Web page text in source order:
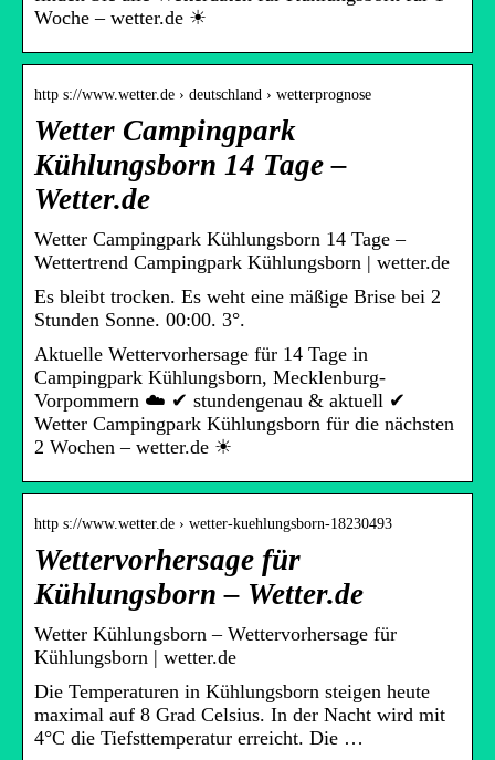
Woche – wetter.de ☀
http s://www.wetter.de › deutschland › wetterprognose
Wetter Campingpark
Kühlungsborn 14 Tage –
Wetter.de
Wetter Campingpark Kühlungsborn 14 Tage –
Wettertrend Campingpark Kühlungsborn | wetter.de
Es bleibt trocken. Es weht eine mäßige Brise bei 2
Stunden Sonne. 00:00. 3°.
Aktuelle Wettervorhersage für 14 Tage in
Campingpark Kühlungsborn, Mecklenburg-
Vorpommern ☁️ ✔ stundengenau & aktuell ✔
Wetter Campingpark Kühlungsborn für die nächsten
2 Wochen – wetter.de ☀
http s://www.wetter.de › wetter-kuehlungsborn-18230493
Wettervorhersage für
Kühlungsborn – Wetter.de
Wetter Kühlungsborn – Wettervorhersage für
Kühlungsborn | wetter.de
Die Temperaturen in Kühlungsborn steigen heute
maximal auf 8 Grad Celsius. In der Nacht wird mit
4°C die Tiefsttemperatur erreicht. Die …